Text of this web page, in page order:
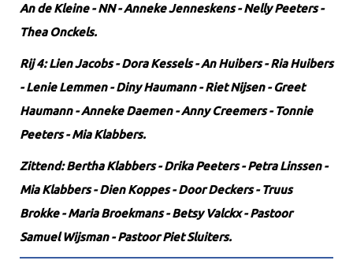
An de Kleine - NN - Anneke Jenneskens - Nelly Peeters -
Thea Onckels.
Rij 4: Lien Jacobs - Dora Kessels - An Huibers - Ria Huibers
- Lenie Lemmen - Diny Haumann - Riet Nijsen - Greet
Haumann - Anneke Daemen - Anny Creemers - Tonnie
Peeters - Mia Klabbers.
Zittend: Bertha Klabbers - Drika Peeters - Petra Linssen -
Mia Klabbers - Dien Koppes - Door Deckers - Truus
Brokke - Maria Broekmans - Betsy Valckx - Pastoor
Samuel Wijsman - Pastoor Piet Sluiters.